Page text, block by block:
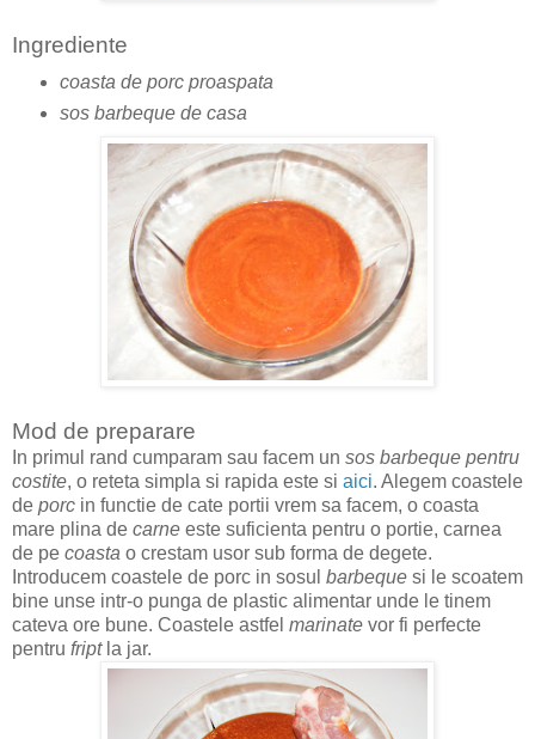
Ingrediente
coasta de porc proaspata
sos barbeque de casa
Mod de preparare
In primul rand cumparam sau facem un sos barbeque pentru
costite, o reteta simpla si rapida este si aici. Alegem coastele
de porc in functie de cate portii vrem sa facem, o coasta
mare plina de carne este suficienta pentru o portie, carnea
de pe coasta o crestam usor sub forma de degete.
Introducem coastele de porc in sosul barbeque si le scoatem
bine unse intr-o punga de plastic alimentar unde le tinem
cateva ore bune. Coastele astfel marinate vor fi perfecte
pentru friptla jar.